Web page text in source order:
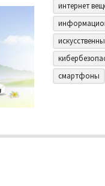
интернет
смартфоны